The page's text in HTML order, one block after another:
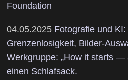
Foundation
04.05.2025 Fotografie und
Grenzenlosigkeit, Bilder-
Werkgruppe: „How it starts —
einen Schlafsack.